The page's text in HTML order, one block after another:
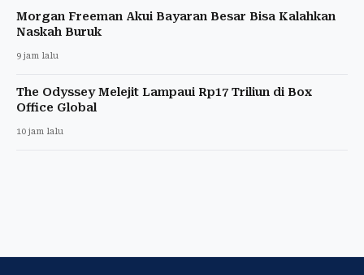
Morgan Freeman Akui Bayaran Besar Bisa Kalahkan
Naskah Buruk
9 jam lalu
The Odyssey Melejit Lampaui Rp17 Triliun di Box
Office Global
10 jam lalu